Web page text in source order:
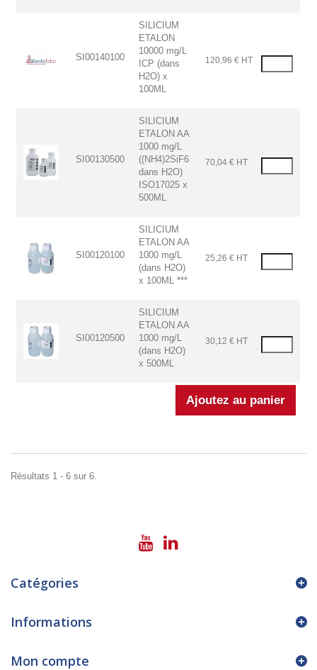
SI00140100
SILICIUM
ETALON
10000 mg/L
ICP (dans
H2O) x
100ML
120,96 € HT
SI00130500
SILICIUM
ETALON AA
1000 mg/L
((NH4)2SiF6
dans H2O)
ISO17025 x
500ML
70,04 € HT
SI00120100
SILICIUM
ETALON AA
1000 mg/L
(dans H2O)
x 100ML ***
25,26 € HT
SI00120500
SILICIUM
ETALON AA
1000 mg/L
(dans H2O)
x 500ML
30,12 € HT
Résultats 1 - 6 sur 6.
Catégories
Informations
Mon compte